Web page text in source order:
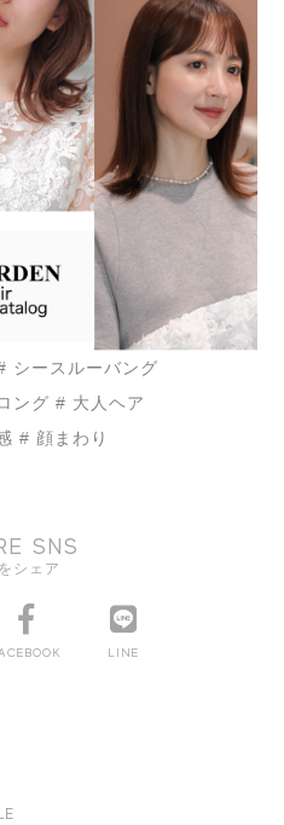
シースルーバング
ング # 大人ヘア
# 顔まわり
SNS
シェア
LINE